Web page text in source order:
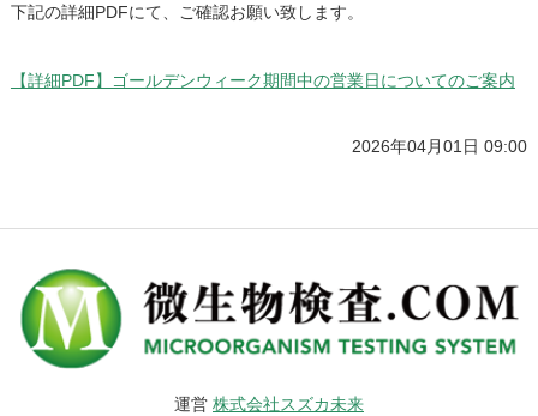
下記の詳細PDFにて、ご確認お願い致します。
【詳細PDF】ゴールデンウィーク期間中の営業日についてのご案内
2026年04月01日 09:00
運営 株式会社スズカ未来